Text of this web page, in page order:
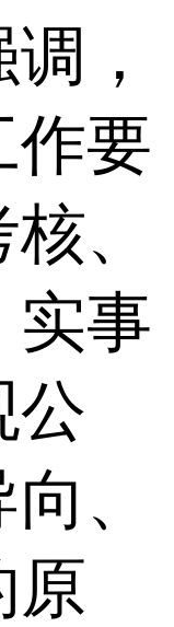
，
作要
、
实事
公
、
原